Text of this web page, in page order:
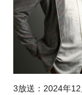
3放送：2024年